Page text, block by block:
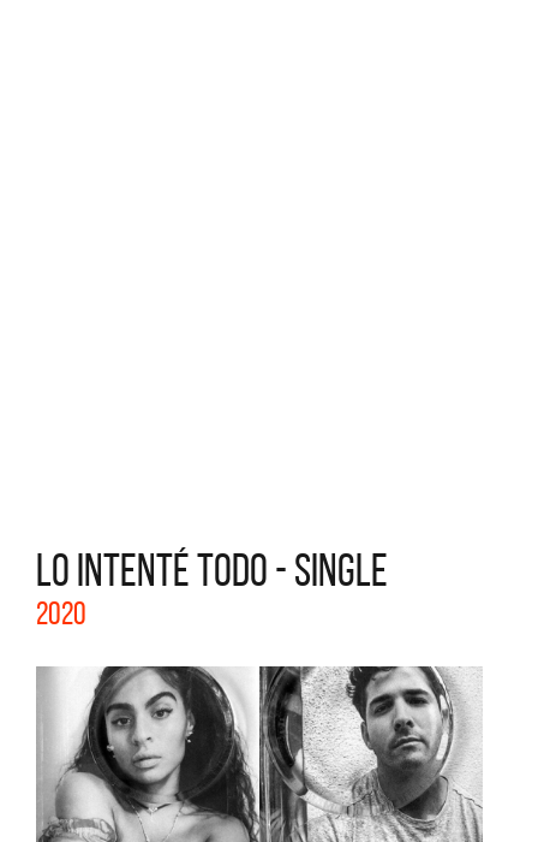
LO INTENTÉ TODO - SINGLE
2020